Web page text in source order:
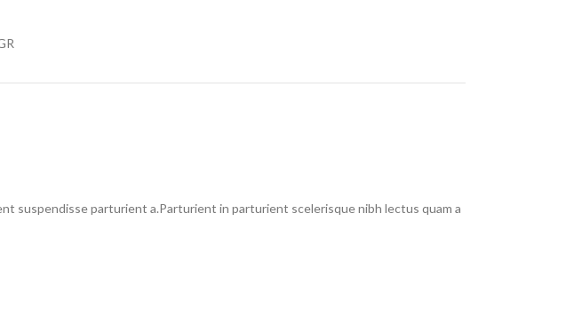
suspendisse parturient a.Parturient in parturient scelerisque nibh lectus quam a